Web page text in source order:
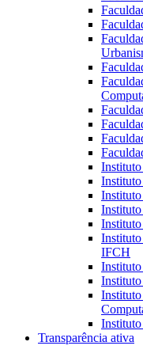
IFCH
Instituto
Transparência ativa